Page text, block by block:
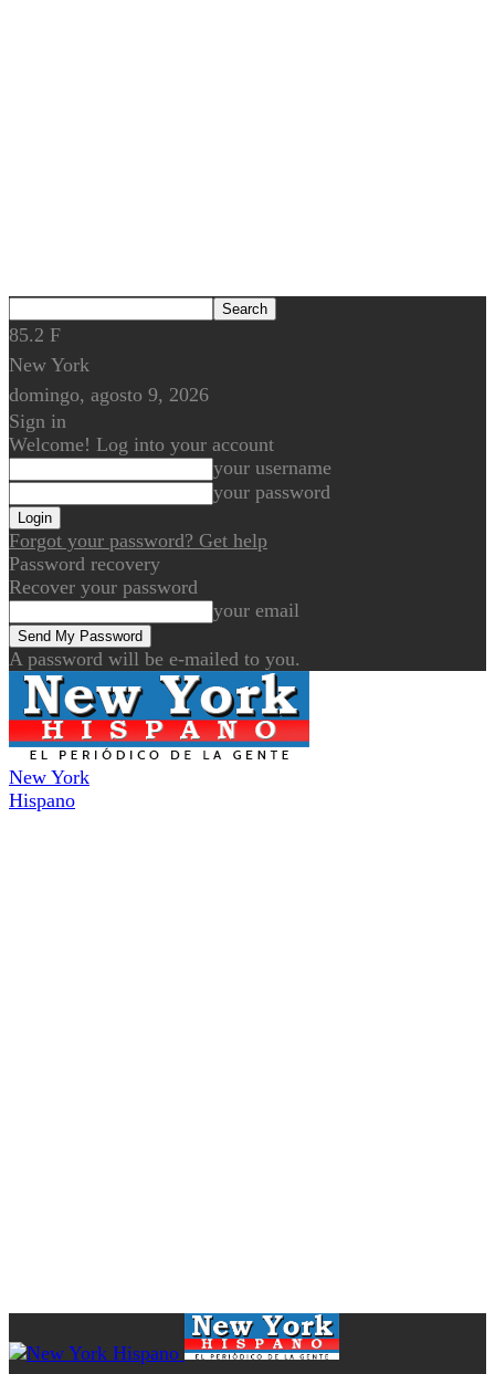
85.2 F
New York
domingo, agosto 9, 2026
Sign in
Welcome! Log into your account
your username
your password
Forgot your password? Get help
Password recovery
Recover your password
your email
A password will be e-mailed to you.
New York
Hispano